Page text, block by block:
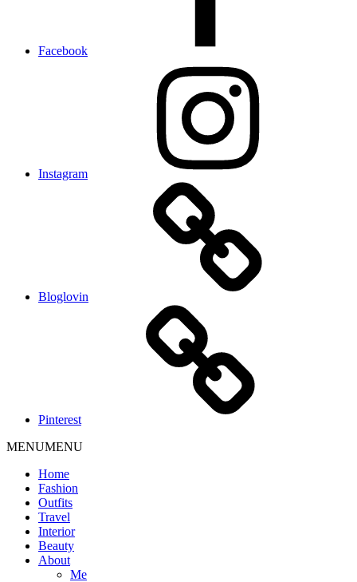
Facebook
Instagram
Bloglovin
Pinterest
MENUMENU
Home
Fashion
Outfits
Travel
Interior
Beauty
About
Me